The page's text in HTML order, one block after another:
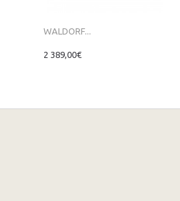
WALDORF...
2 389,00€